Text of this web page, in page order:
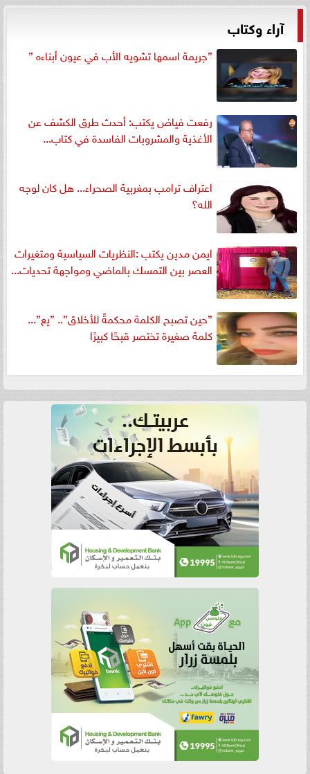
آراء وكتاب
”جريمة اسمها تشويه الأب في عيون أبناءه ”
رفعت فياض يكتب: أحدث طرق الكشف عن
الأغذية والمشروبات الفاسدة في كتاب...
اعتراف ترامب بمغربية الصحراء... هل كان لوجه
الله؟
ايمن مدين يكتب :النظريات السياسية ومتغيرات
العصر بين التمسك بالماضي ومواجهة تحديات...
”حين تصبح الكلمة محكمةً للأخلاق”.. ”يع”...
كلمة صغيرة تختصر قبحًا كبيرًا